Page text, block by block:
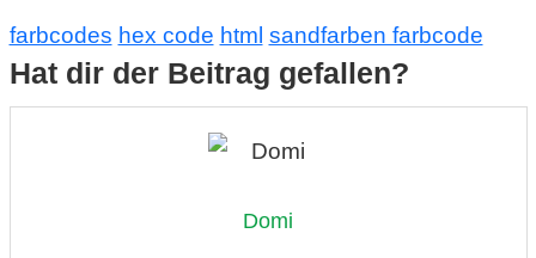
farbcodes hex code html sandfarben farbcode
Hat dir der Beitrag gefallen?
Domi